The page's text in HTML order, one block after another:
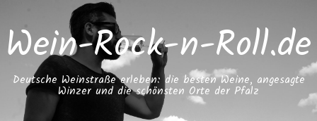
Wein-Rock-n-Roll.de
Deutsche Weinstraße erleben: die besten Weine, angesagte
Winzer und die schönsten Orte der Pfalz